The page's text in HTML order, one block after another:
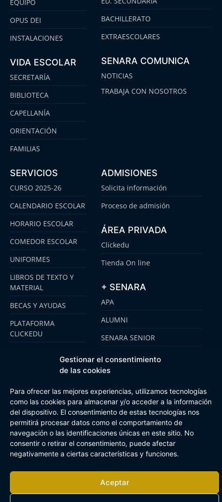
Gestionar el consentimiento
de las cookies
Para ofrecer las mejores experiencias, utilizamos tecnologías
como las cookies para almacenar y/o acceder a la información
del dispositivo. El consentimiento de estas tecnologías nos
permitirá procesar datos como el comportamiento de
navegación o las identificaciones únicas en este sitio. No
consentir o retirar el consentimiento, puede afectar
negativamente a ciertas características y funciones.
Aceptar
EQUIPO
OPUS DEI
INSTALACIONES
VIDA ESCOLAR
SECRETARÍA
BIBLIOTECA
CAPELLANÍA
ORIENTACIÓN
FAMILIAS
BACHILLERATO
EXTRAESCOLARES
SENARA COMUNICA
NOTICIAS
TRABAJA CON NOSOTROS
SERVICIOS
CURSO 2025-26
CALENDARIO ESCOLAR
HORARIO ESCOLAR
COMEDOR ESCOLAR
UNIFORMES
LIBROS DE TEXTO Y
MATERIAL
BECAS Y AYUDAS
PLATAFORMA
CLICKEDU
ADMISIONES
Solicita información
Proceso de admisión
ÁREA PRIVADA
Clickedu
Tienda On line
+ SENARA
APA
ALUMNI
SENARA SENIOR
FUNDACIÓN SENARA
Aviso Legal Política de cookies
Canal de Información Interna
Buzón Plan Regional